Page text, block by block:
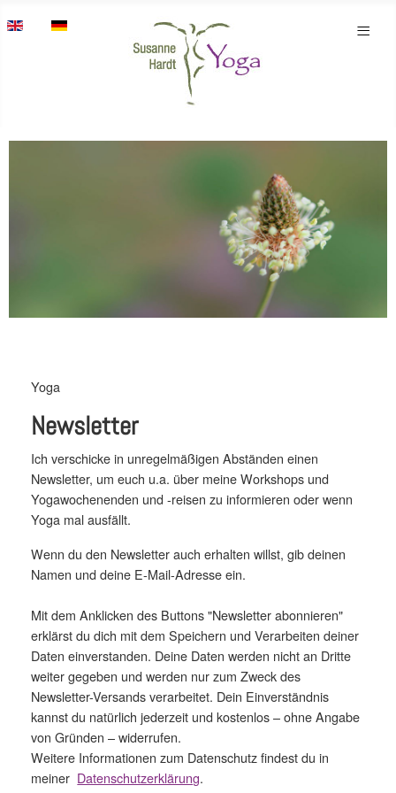
Sprache auswählen ≡
Yoga
Newsletter
Ich verschicke in unregelmäßigen Abständen einen
Newsletter, um euch u.a. über meine Workshops und
Yogawochenenden und -reisen zu informieren oder wenn
Yoga mal ausfällt.
Wenn du den Newsletter auch erhalten willst, gib deinen
Namen und deine E-Mail-Adresse ein.
Mit dem Anklicken des Buttons "Newsletter abonnieren"
erklärst du dich mit dem Speichern und Verarbeiten deiner
Daten einverstanden. Deine Daten werden nicht an Dritte
weiter gegeben und werden nur zum Zweck des
Newsletter-Versands verarbeitet. Dein Einverständnis
kannst du natürlich jederzeit und kostenlos – ohne Angabe
von Gründen – widerrufen.
Weitere Informationen zum Datenschutz findest du in
meiner Datenschutzerklärung.